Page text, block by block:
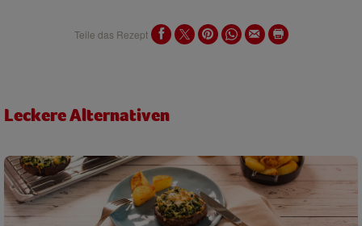
Teile das Rezept
Leckere Alternativen